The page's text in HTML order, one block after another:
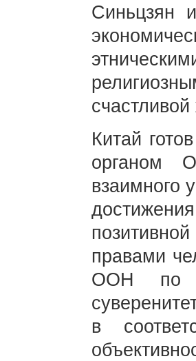
Синьцзян
Китай
органом
взаимного
правами
ООН по
в